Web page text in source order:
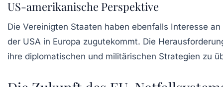
US-amerikanische Perspektive
Die Vereinigten Staaten haben ebenfalls Interesse
der USA in Europa zugutekommt. Die
ihre diplomatischen und militärischen Strategien zu